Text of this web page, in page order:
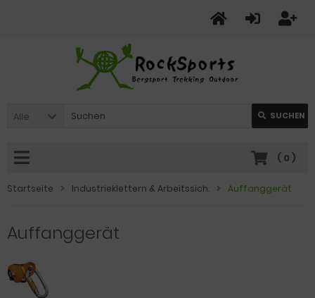
Alle SUCHEN
( 0 )
Startseite Industrieklettern & Arbeitssich. Auffanggerät
Auffanggerät